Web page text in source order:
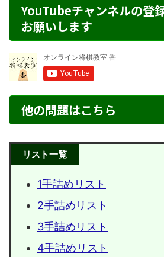
YouTubeチャンネルの登
お願いします
他の問題はこちら
リスト一覧
1手詰めリスト
2手詰めリスト
3手詰めリスト
4手詰めリスト